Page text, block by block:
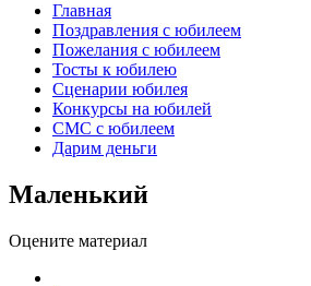
Главная
Поздравления с юбилеем
Пожелания с юбилеем
Тосты к юбилею
Сценарии юбилея
Конкурсы на юбилей
СМС с юбилеем
Дарим деньги
Маленький
Оцените материал